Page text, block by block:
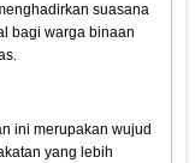
suasana
bagi warga binaan
ini merupakan wujud
yang lebih